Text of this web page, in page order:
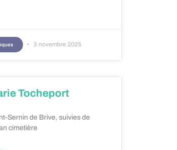
3 novembre 2025
Tocheport
Sernin de Brive, suivies de
cimetière